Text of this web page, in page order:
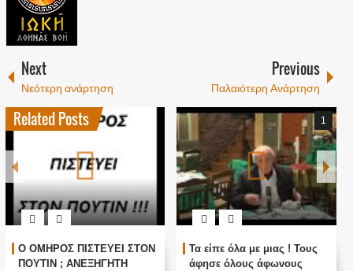
Next
Νεότερη ανάρτηση
Previous
Παλαιότερη Ανάρτηση
Related Posts
Ο ΟΜΗΡΟΣ ΠΙΣΤΕΥΕΙ ΣΤΟΝ
ΠΟΥΤΙΝ ; ΑΝΕΞΗΓΗΤΗ
1
Τα είπε όλα με μιας ! Τους
άφησε όλους άφωνους